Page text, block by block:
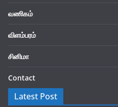
வணிகம்
விளம்பரம்
சினிமா
Contact
Latest Post